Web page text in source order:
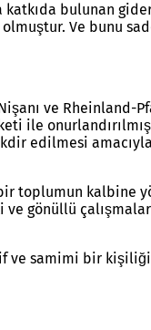
bulunan
Ve bunu
ve Rheinland-
ile
edilmesi
toplumun kalbine
ve gönüllü
ve samimi bir